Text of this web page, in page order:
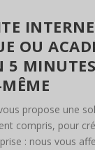
OU
5
propose une
compris, pour
: nous vous